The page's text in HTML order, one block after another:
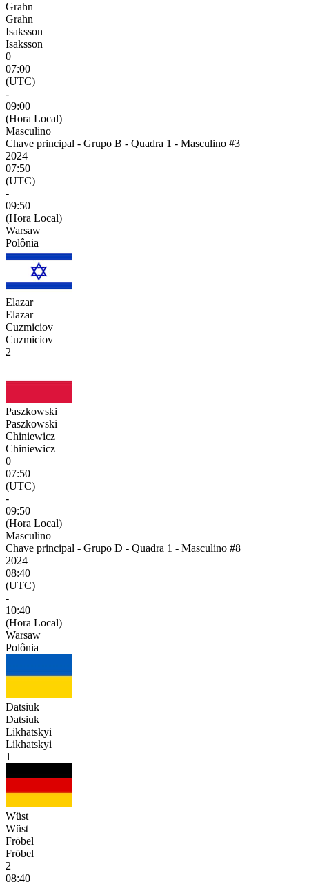
Grahn
Grahn
Isaksson
Isaksson
0
07:00
(UTC)
-
09:00
(Hora Local)
Masculino
Chave principal - Grupo B - Quadra 1 - Masculino #3
2024
07:50
(UTC)
-
09:50
(Hora Local)
Warsaw
Polônia
Elazar
Elazar
Cuzmiciov
Cuzmiciov
2
Paszkowski
Paszkowski
Chiniewicz
Chiniewicz
0
07:50
(UTC)
-
09:50
(Hora Local)
Masculino
Chave principal - Grupo D - Quadra 1 - Masculino #8
2024
08:40
(UTC)
-
10:40
(Hora Local)
Warsaw
Polônia
Datsiuk
Datsiuk
Likhatskyi
Likhatskyi
1
Wüst
Wüst
Fröbel
Fröbel
2
08:40